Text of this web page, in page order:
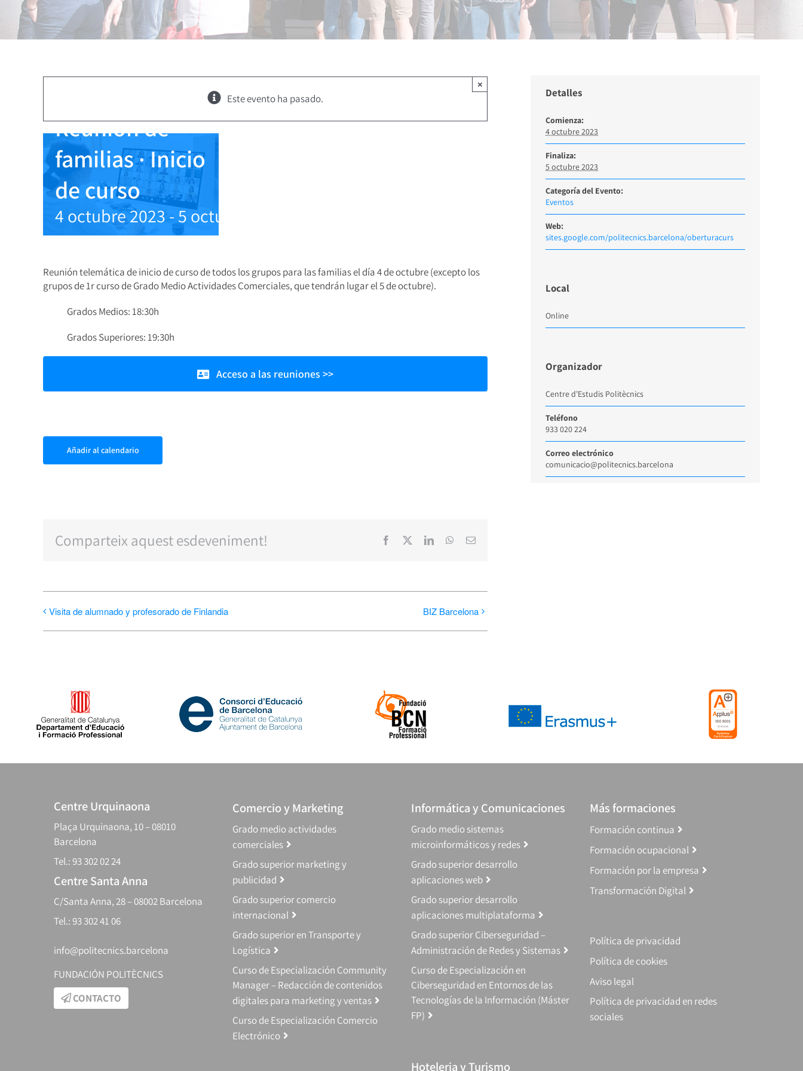
Este evento ha pasado.
×
Reunión de
familias · Inicio
de curso
4 octubre 2023 - 5 octubre 2023
Reunión telemática de inicio de curso de todos los grupos para las familias el día 4 de octubre (excepto los
grupos de 1r curso de Grado Medio Actividades Comerciales, que tendrán lugar el 5 de octubre).
Grados Medios: 18:30h
Grados Superiores: 19:30h
Acceso a las reuniones >>
Añadir al calendario
Comparteix aquest esdeveniment! Facebook LinkedInWhatsApp
Correo
Visita de alumnado y profesorado de Finlandia BIZ Barcelona
Detalles
Comienza:
4 octubre 2023
Finaliza:
5 octubre 2023
Categoría del Evento:
Eventos
Web:
sites.google.com/politecnics.barcelona/oberturacurs
Local
Online
Organizador
Centre d’Estudis Politècnics
Teléfono
933 020 224
Correo electrónico
comunicacio@politecnics.barcelona
Centre Urquinaona
Plaça Urquinaona, 10 – 08010
Barcelona
Tel.: 93 302 02 24
Centre Santa Anna
C/Santa Anna, 28 – 08002 Barcelona
Tel.: 93 302 41 06
info@politecnics.barcelona
FUNDACIÓN POLITÈCNICS
CONTACTO
Comercio y Marketing
Grado medio actividades
comerciales
Grado superior marketing y
publicidad
Grado superior comercio
internacional
Grado superior en Transporte y
Logística
Curso de Especialización Community
Manager – Redacción de contenidos
digitales para marketing y ventas
Curso de Especialización Comercio
Electrónico
Informática y Comunicaciones
Grado medio sistemas
microinformáticos y redes
Grado superior desarrollo
aplicaciones web
Grado superior desarrollo
aplicaciones multiplataforma
Grado superior Ciberseguridad –
Administración de Redes y Sistemas
Curso de Especialización en
Ciberseguridad en Entornos de las
Tecnologías de la Información (Máster
FP)
Hoteleria y Turismo
Más formaciones
Formación continua
Formación ocupacional
Formación por la empresa
Transformación Digital
Política de privacidad
Política de cookies
Aviso legal
Política de privacidad en redes
sociales